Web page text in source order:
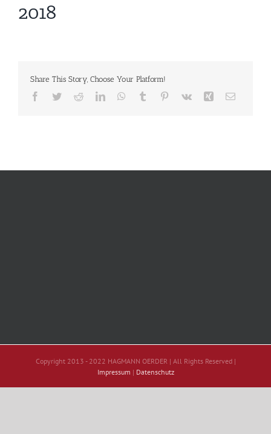
2018
Share This Story, Choose Your Platform!
Facebook
TwitterRedditLinkedInWhatsApp
Tumblr Pinterest
Vk Xing E-
Copyright 2013 - 2022 HAGMANN OERDER | All Rights Reserved |
Impressum | Datenschutz